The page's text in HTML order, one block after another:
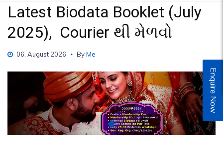
Latest Biodata Booklet (July
2025), Courier થી મેળવો
06, August 2026 ByMe
Enquire Now